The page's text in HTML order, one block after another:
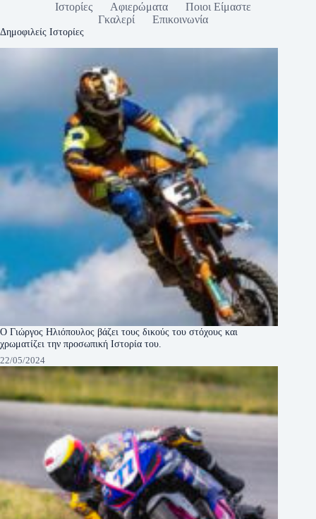
Ιστορίες Αφιερώματα
Ποιοι Είμαστε
Γκαλερί
Επικοινωνία
Δημοφιλείς Ιστορίες
Ο Γιώργος Ηλιόπουλος βάζει τους δικούς του στόχους και
χρωματίζει την προσωπική Ιστορία του.
22/05/2024